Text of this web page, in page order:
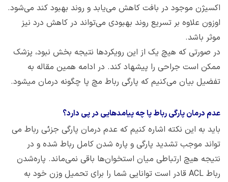
اکسیژن موجود در بافت کاهش می‌یابد و روند بهبود کند می‌شود.
اوزون علاوه بر تسریع روند بهبودی می‌تواند در کاهش درد نیز
موثر باشد.
در صورتی که هیچ یک از این رویکردها نتیجه بخش نبود، پزشک
ممکن است جراحی را پیشهاد کند. در ادامه همین مقاله به
تفضیل بیان می‌کنیم که پارگی رباط مچ پا چگونه درمان میشود.
عدم درمان پارگی رباط پا چه پیامدهایی در پی دارد؟
باید به این نکته اشاره کنیم که عدم درمان پارگی جزئی رباط می
تواند موجب تشدید پارگی و پاره شدن کامل رباط شده و در
نتیجه هیچ ارتباطی میان استخوان‌ها باقی نمی‌ماند. پاره‌شدن
رباط ACL قادر است توانایی شما را برای تحمیل وزن خود به